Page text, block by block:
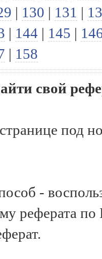
| 130 | 131 |
| 144 | 145 |
| 158
свой
под
-
реферата по